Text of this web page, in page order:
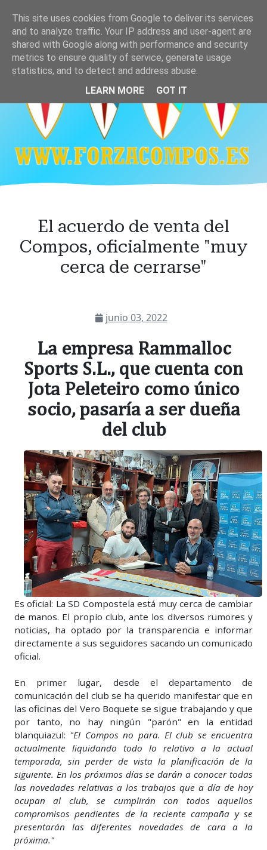
contenido
principal
El acuerdo de venta del
Compos, oficialmente "muy
cerca de cerrarse"
junio 03, 2022
La empresa Rammalloc
Sports S.L., que cuenta con
Jota Peleteiro como único
socio, pasaría a ser dueña
del club
Es oficial: La SD Compostela está muy cerca de cambiar
de manos. El propio club, ante los diversos rumores y
noticias, ha optado por la transparencia e informar
directamente a sus seguidores sacando un comunicado
oficial.
En primer lugar, desde el departamento de
comunicación del club se ha querido manifestar que en
las oficinas del Vero Boquete se sigue trabajando y que
por tanto, no hay ningún "parón" en la entidad
blanquiazul: "El Compos no para. El club se encuentra
actualmente liquidando todo lo relativo a la actual
temporada, sin perder de vista la planificación de la
siguiente. En los próximos días se darán a conocer todas
las novedades relativas a los trabajos que a día de hoy
ocupan al club, se cumplirán con todos aquellos
compromisos pendientes de la reciente campaña y se
presentarán las diferentes novedades de cara a la
próxima."
This site uses cookies from Google to deliver its services
and to analyze traffic. Your IP address and user-agent are
shared with Google along with performance and security
metrics to ensure quality of service, generate usage
statistics, and to detect and address abuse.
LEARN MORE
GOT IT